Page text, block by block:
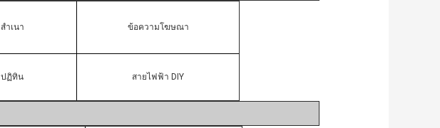
สําเนา ข้อความโฆษณา
ปฏิทิน สายไฟฟ้า DIY